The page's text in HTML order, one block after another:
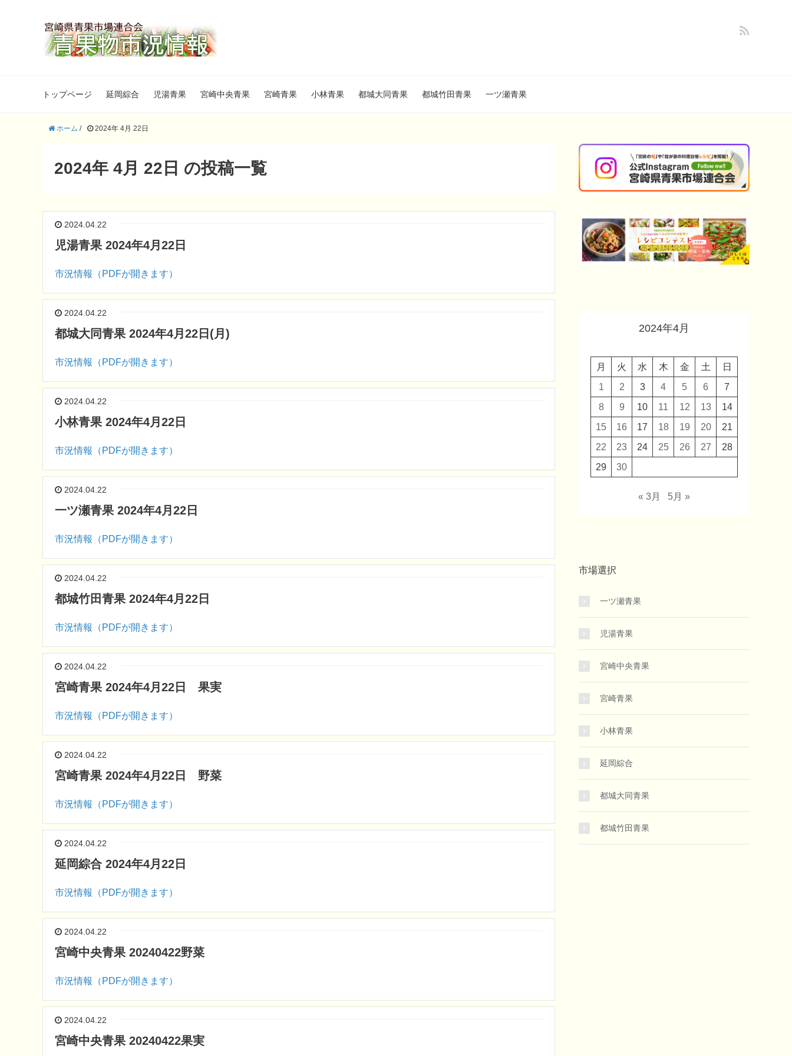
トップページ 延岡綜合 児湯青果 宮崎中央青果 宮崎青果 小林青果 都城大同青果 都城竹田青果 一ツ瀬青果
ホーム / 2024年 4月 22日
2024年 4月 22日 の投稿一覧
2024.04.22
児湯青果 2024年4月22日
市況情報（PDFが開きます）
2024.04.22
都城大同青果 2024年4月22日(月)
市況情報（PDFが開きます）
2024.04.22
小林青果 2024年4月22日
市況情報（PDFが開きます）
2024.04.22
一ツ瀬青果 2024年4月22日
市況情報（PDFが開きます）
2024.04.22
都城竹田青果 2024年4月22日
市況情報（PDFが開きます）
2024.04.22
宮崎青果 2024年4月22日 果実
市況情報（PDFが開きます）
2024.04.22
宮崎青果 2024年4月22日 野菜
市況情報（PDFが開きます）
2024.04.22
延岡綜合 2024年4月22日
市況情報（PDFが開きます）
2024.04.22
宮崎中央青果 20240422野菜
市況情報（PDFが開きます）
2024.04.22
宮崎中央青果 20240422果実
2024年4月
月 火 水 木 金 土
日
1
2 3 4 5 6
7
8
9 10 11 12 13
14
15
16 17 18 19 20
21
22
23 24 25 26 27
28
29
30
« 3月 5月 »
市場選択
一ツ瀬青果
児湯青果
宮崎中央青果
宮崎青果
小林青果
延岡綜合
都城大同青果
都城竹田青果